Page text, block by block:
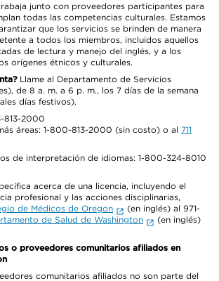
junto con proveedores participantes para
todas las competencias culturales. Estamos
que los servicios se brinden de manera
a todos los miembros, incluidos aquellos
de lectura y manejo del inglés, y a los
orígenes étnicos y culturales.
Llame al Departamento de Servicios
de 8 a. m. a 6 p. m., los 7 días de la semana
días festivos).
813-2000
áreas: 1-800-813-2000 (sin costo) o al 711
de interpretación de idiomas: 1-800-324-8010
acerca de una licencia, incluyendo el
profesional y las acciones disciplinarias,
de Médicos de Oregon
(en inglés) al 971-
de Salud de Washington
(en inglés)
o proveedores comunitarios afiliados en
comunitarios afiliados no son parte del